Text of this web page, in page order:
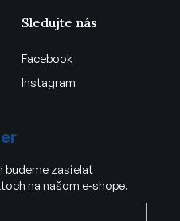
Sledujte nás
Facebook
Instagram
budeme zasielať
na našom e-shope.